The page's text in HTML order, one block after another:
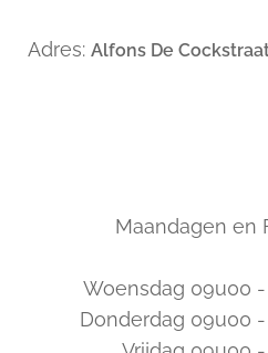
Adres: Alfons De
Maandagen en
Woensdag 09u00 -
Donderdag 09u00